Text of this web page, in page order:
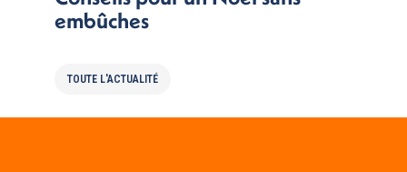
embûches
TOUTE L'ACTUALITÉ